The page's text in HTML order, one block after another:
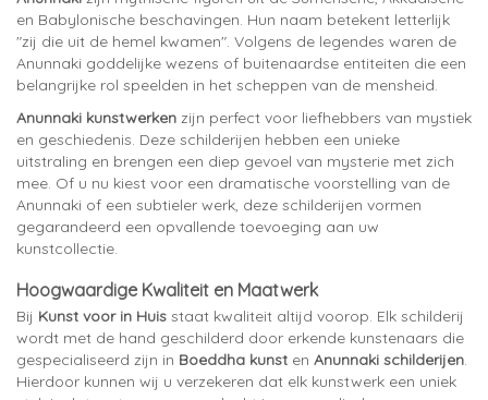
en Babylonische beschavingen. Hun naam betekent letterlijk
"zij die uit de hemel kwamen". Volgens de legendes waren de
Anunnaki goddelijke wezens of buitenaardse entiteiten die een
belangrijke rol speelden in het scheppen van de mensheid.
Anunnaki kunstwerken zijn perfect voor liefhebbers van mystiek
en geschiedenis. Deze schilderijen hebben een unieke
uitstraling en brengen een diep gevoel van mysterie met zich
mee. Of u nu kiest voor een dramatische voorstelling van de
Anunnaki of een subtieler werk, deze schilderijen vormen
gegarandeerd een opvallende toevoeging aan uw
kunstcollectie.
Hoogwaardige Kwaliteit en Maatwerk
Bij Kunst voor in Huis staat kwaliteit altijd voorop. Elk schilderij
wordt met de hand geschilderd door erkende kunstenaars die
gespecialiseerd zijn in Boeddha kunst en Anunnaki schilderijen.
Hierdoor kunnen wij u verzekeren dat elk kunstwerk een uniek